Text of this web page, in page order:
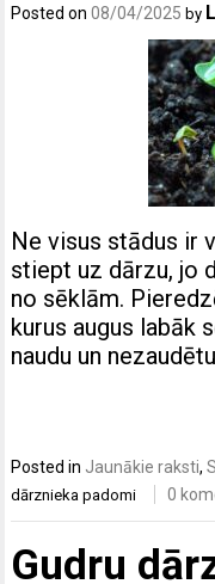
Posted on08/04/2025 by
Ne visus stādus ir
stiept uz dārzu, jo
no sēklām.
kurus augus labāk
naudu un
Posted in Jaunākie raksti,
dārznieka padomi
0
Gudru